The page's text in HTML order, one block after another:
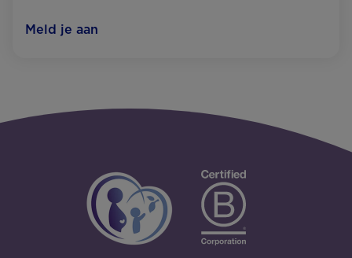
Meld je aan